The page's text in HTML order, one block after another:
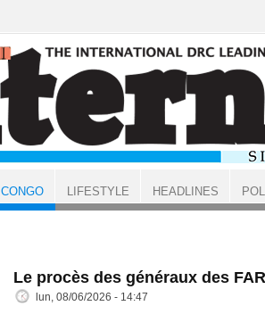
Le procès des généraux des
lun, 08/06/2026 - 14:47
CONGO LIFESTYLE HEADLINES